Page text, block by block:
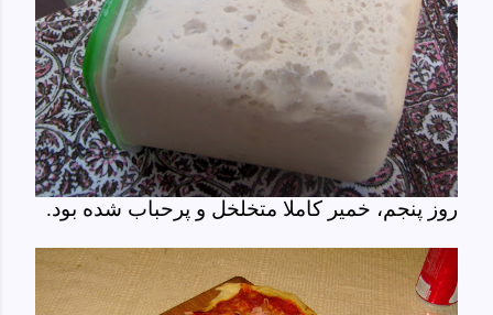
روز پنجم، خمیر کاملا متخلخل و پرحباب شده بود.